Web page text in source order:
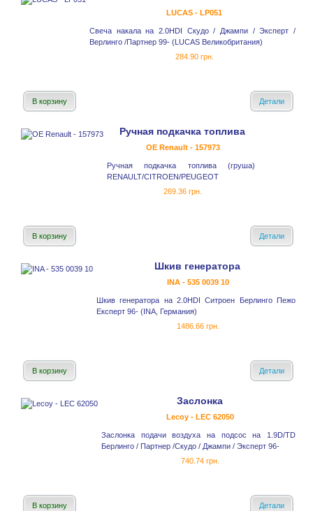
LUCAS - LP051
Свеча накала на 2.0HDI Скудо / Джампи / Эксперт /
Верлинго /Партнер 99- (LUCAS Великобритания)
284.90 грн.
В корзину Детали
Ручная подкачка топлива
OE Renault - 157973
Ручная подкачка топлива (груша)
RENAULT/CITROEN/PEUGEOT
269.36 грн.
В корзину Детали
Шкив генератора
INA - 535 0039 10
Шкив генератора на 2.0HDI Ситроен Берлинго Пежо
Експерт 96- (INA, Германия)
1486.66 грн.
В корзину Детали
Заслонка
Lecoy - LEC 62050
Заслонка подачи воздуха на подсос на 1.9D/TD
Берлинго / Партнер /Скудо / Джампи / Эксперт 96-
740.74 грн.
В корзину Детали